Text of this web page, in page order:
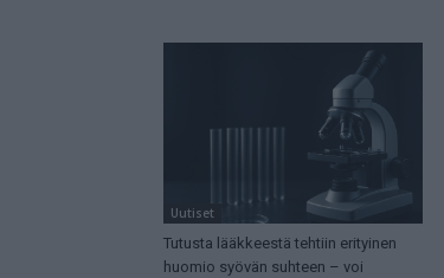
Uutiset
Tutusta lääkkeestä tehtiin erityinen
huomio syövän suhteen – voi